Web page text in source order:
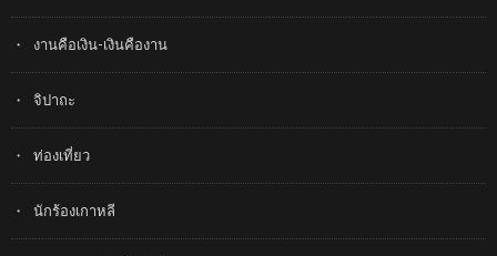
งานคือเงิน-เงินคืองาน
จิปาถะ
ท่องเที่ยว
นักร้องเกาหลี